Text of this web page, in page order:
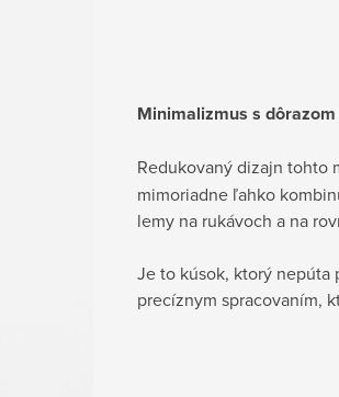
Minimalizmus s
Redukovaný dizajn tohto
mimoriadne ľahko
lemy na rukávoch a na
Je to kúsok, ktorý nepúta
precíznym spracovaním,